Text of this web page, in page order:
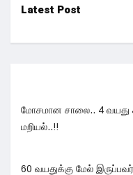
Latest Post
மோசமான சாலை.. 4 வயது
மறியல்..!!
60 வயதுக்கு மேல்